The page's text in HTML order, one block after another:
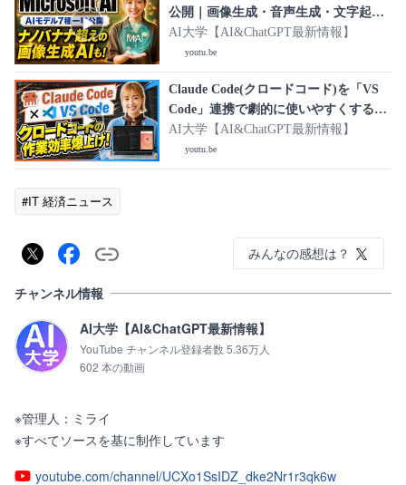
公開｜画像生成・音声生成・文字起こ
しAIまで無料で試せる！
AI大学【AI&ChatGPT最新情報】
youtu.be
Claude Code(クロードコード)を「VS
Code」連携で劇的に使いやすくする方
法！ 初心者でも分かる無料導入＆基本
操作！
AI大学【AI&ChatGPT最新情報】
youtu.be
#IT 経済ニュース
みんなの感想は？
チャンネル情報
AI大学【AI&ChatGPT最新情報】
YouTube チャンネル登録者数 5.36万人
602 本の動画
※管理人：ミライ
※すべてソースを基に制作しています
youtube.com/channel/UCXo1SsIDZ_dke2Nr1r3qk6w